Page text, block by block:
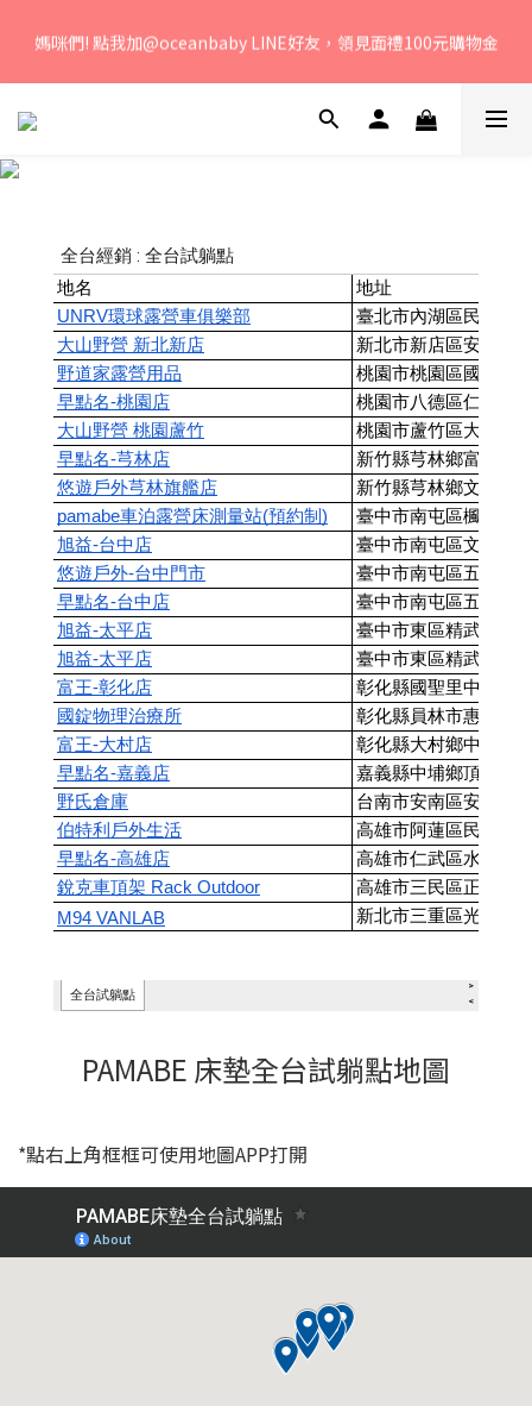
間：周一至周五 早上9點 至 下午6點。
媽咪們! 點我加@oceanbaby LINE好友，領見面禮100元購物金
若您有任何問題、歡迎聯絡客服專線：04-2382-6878，服務時
PAMABE 床墊全台試躺點地圖
*點右上角框框可使用地圖APP打開